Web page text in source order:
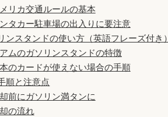
リカ交通ルールの基本
タカー駐車場の出入りに要注意
ンスタンドの使い方（英語フレーズ付き）
ムのガソリンスタンドの特徴
のカードが使えない場合の手順
順と注意点
前にガソリン満タンに
の流れ